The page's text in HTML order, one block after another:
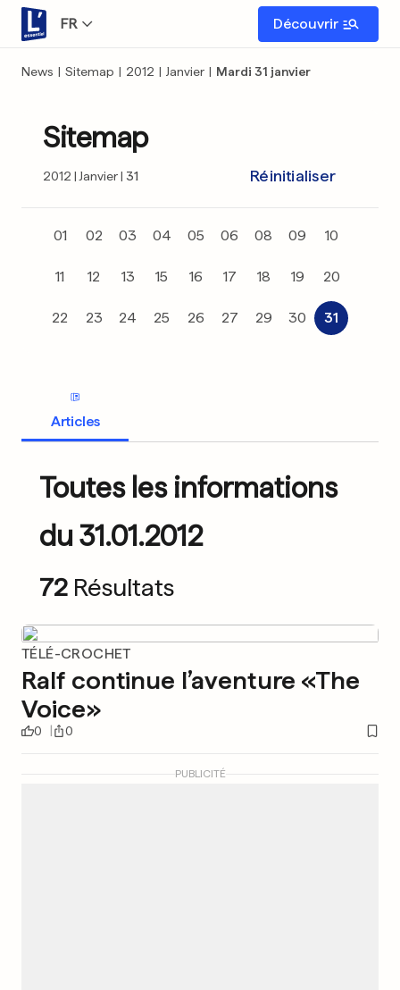
FR Découvrir
News | Sitemap | 2012 | Janvier | Mardi 31 janvier
Sitemap
2012 Janvier 31 Réinitialiser
01 02 03 04 05 06 08 09 10
11 12 13 15 16 17 18 19 20
22 23 24 25 26 27 29 30 31
Articles
Toutes les informations
du 31.01.2012
72 Résultats
TÉLÉ-CROCHET
Ralf continue l’aventure «The
Voice»
0 0
PUBLICITÉ